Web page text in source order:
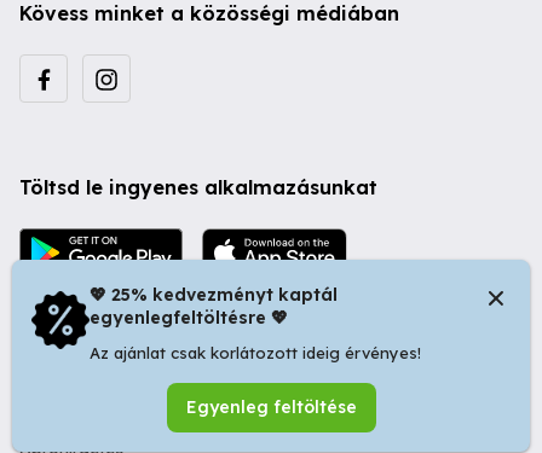
Kövess minket a közösségi médiában
Töltsd le ingyenes alkalmazásunkat
© 2026 Startapró S.R.L. | Bulevardul Dacia nr 34, Oradea
410346, Romania | Tax ID: RO44483373 -
Ingyenes
Apróhirdetés
💖 25% kedvezményt kaptál
egyenlegfeltöltésre 💖
Az ajánlat csak korlátozott ideig érvényes!
Egyenleg feltöltése